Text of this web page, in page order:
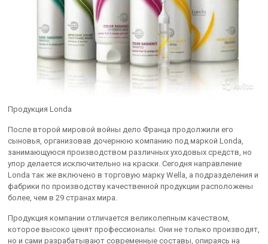
Продукция Londa
После второй мировой войны дело Франца продолжили его
сыновья, организовав дочернюю компанию под маркой Londa,
занимающуюся производством различных уходовых средств, но
упор делается исключительно на краски. Сегодня направление
Londa так же включено в торговую марку Wella, а подразделения и
фабрики по производству качественной продукции расположены
более, чем в 29 странах мира.
Продукция компании отличается великолепным качеством,
которое высоко ценят профессионалы. Они не только производят,
но и сами разрабатывают современные составы, опираясь на